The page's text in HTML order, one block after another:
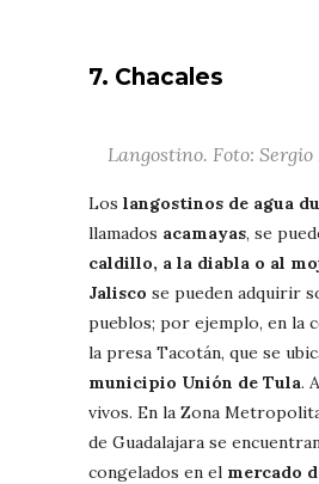
7. Chacales
Langostino. Foto: Sergio
Los langostinos de agua
llamados acamayas, se
caldillo, a la diabla o al
Jalisco se pueden adquirir
pueblos; por ejemplo, en la
la presa Tacotán, que se
municipio Unión de Tula.
vivos. En la Zona
de Guadalajara se
congelados en el mercado